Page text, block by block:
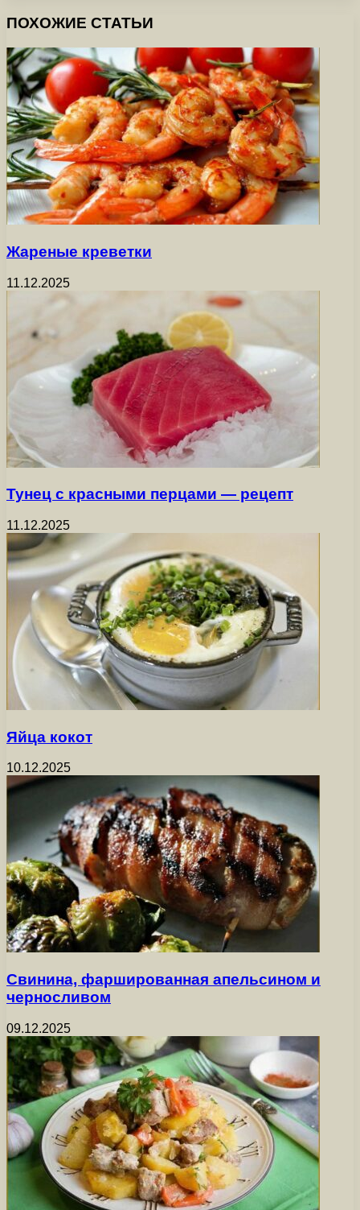
ПОХОЖИЕ СТАТЬИ
Жареные креветки
11.12.2025
Тунец с красными перцами — рецепт
11.12.2025
Яйца кокот
10.12.2025
Свинина, фаршированная апельсином и
черносливом
09.12.2025